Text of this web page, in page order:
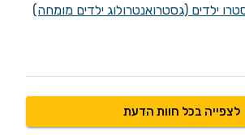
ילדים (גסטרואנטרולוג ילדים מומחה)
לצפייה בכל חוות הדעת